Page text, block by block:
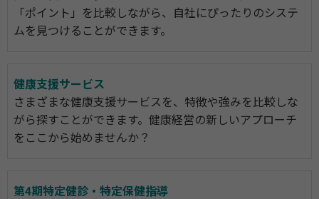
「ポイント」を比較しながら、自社にぴったりのシステ
ムを見つけることができます。
健康支援サービス
さまざまな健康支援サービスを、特徴や強みを比較しな
がら探すことができます。健康経営の新しいアプローチ
をここから始めませんか？
第4期特定健診・特定保健指導